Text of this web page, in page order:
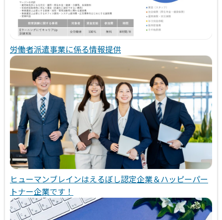
労働者派遣事業に係る情報提供
ヒューマンブレインはえるぼし認定企業＆ハッピーパー
トナー企業です！